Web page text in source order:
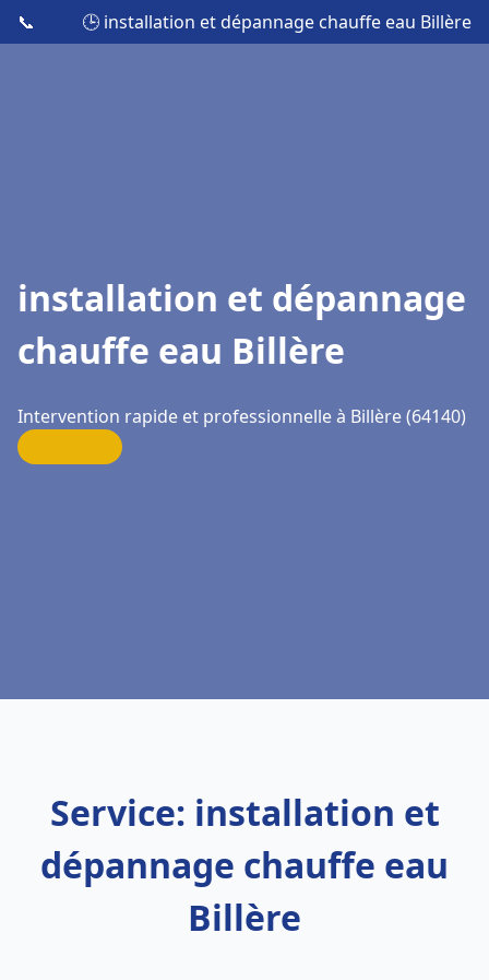
📞 🕒 installation et dépannage chauffe eau Billère
installation et dépannage
chauffe eau Billère
Intervention rapide et professionnelle à Billère (64140)
Service: installation et
dépannage chauffe eau
Billère